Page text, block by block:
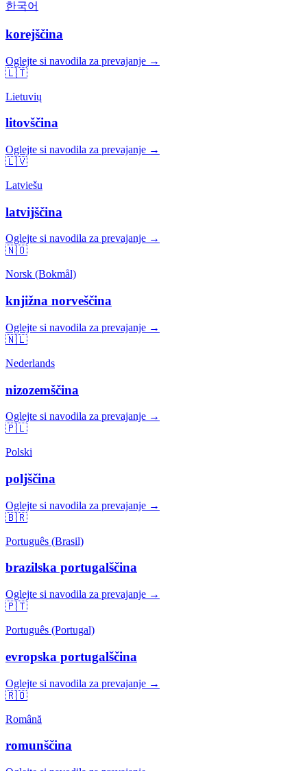
한국어
korejščina
Oglejte si navodila za prevajanje →
🇱🇹
Lietuvių
litovščina
Oglejte si navodila za prevajanje →
🇱🇻
Latviešu
latvijščina
Oglejte si navodila za prevajanje →
🇳🇴
Norsk (Bokmål)
knjižna norveščina
Oglejte si navodila za prevajanje →
🇳🇱
Nederlands
nizozemščina
Oglejte si navodila za prevajanje →
🇵🇱
Polski
poljščina
Oglejte si navodila za prevajanje →
🇧🇷
Português (Brasil)
brazilska portugalščina
Oglejte si navodila za prevajanje →
🇵🇹
Português (Portugal)
evropska portugalščina
Oglejte si navodila za prevajanje →
🇷🇴
Română
romunščina